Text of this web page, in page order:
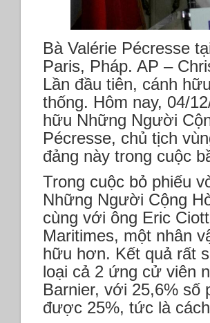
Bà Valérie Pécresse
Paris, Pháp. AP –
Lần đầu tiên, cánh
thống. Hôm nay, 04/
hữu Những Người
Pécresse, chủ tịch
đảng này trong cuộc
Trong cuộc bỏ phiếu
Những Người Cộng
cùng với ông Eric
Maritimes, một nhân
hữu hơn. Kết quả rất
loại cả 2 ứng cử viên
Barnier, với 25,6% số
được 25%, tức là